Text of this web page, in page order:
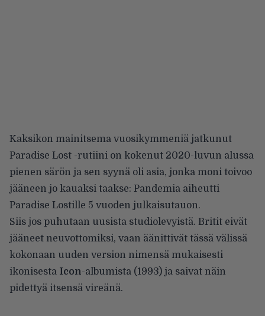
Kaksikon mainitsema vuosikymmeniä jatkunut
Paradise Lost -rutiini on kokenut 2020-luvun alussa
pienen särön ja sen syynä oli asia, jonka moni toivoo
jääneen jo kauaksi taakse: Pandemia aiheutti
Paradise Lostille 5 vuoden julkaisutauon.
Siis jos puhutaan uusista studiolevyistä. Britit eivät
jääneet neuvottomiksi, vaan äänittivät tässä välissä
kokonaan uuden version nimensä mukaisesti
ikonisesta Icon-albumista (1993) ja saivat näin
pidettyä itsensä vireänä.